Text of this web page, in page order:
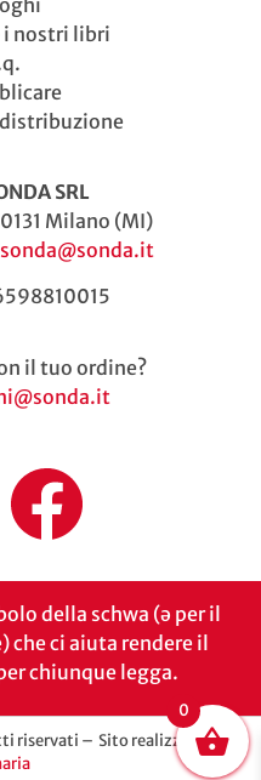
i nostri libri
SRL
Milano (MI)
sonda@sonda.it
il tuo ordine?
della schwa (ə per il
che ci aiuta rendere il
chiunque legga.
riservati – Sito realizzato da
0